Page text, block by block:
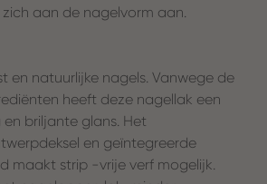
aan de nagelvorm aan.
en natuurlijke nagels. Vanwege de
heeft deze nagellak een
briljante glans. Het
en geïntegreerde
maakt strip -vrije verf mogelijk.